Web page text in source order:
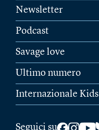
Newsletter
Podcast
Savage love
Ultimo numero
Internazionale Kids
Seguici su